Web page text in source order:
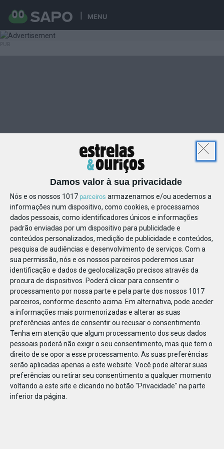
MENU
Damos valor à sua privacidade
Nós e os nossos 1017 parceiros armazenamos e/ou acedemos a
informações num dispositivo, como cookies, e processamos
dados pessoais, como identificadores únicos e informações
padrão enviadas por um dispositivo para publicidade e
conteúdos personalizados, medição de publicidade e conteúdos,
pesquisa de audiências e desenvolvimento de serviços. Com a
sua permissão, nós e os nossos parceiros poderemos usar
identificação e dados de geolocalização precisos através da
procura de dispositivos. Poderá clicar para consentir o
processamento por nossa parte e pela parte dos nossos 1017
parceiros, conforme descrito acima. Em alternativa, pode aceder
a informações mais pormenorizadas e alterar as suas
preferências antes de consentir ou recusar o consentimento.
Tenha em atenção que algum processamento dos seus dados
pessoais poderá não exigir o seu consentimento, mas que tem o
direito de se opor a esse processamento. As suas preferências
serão aplicadas apenas a este website. Você pode alterar suas
preferências ou retirar seu consentimento a qualquer momento
voltando a este site e clicando no botão "Privacidade" na parte
inferior da página.
32669521232570